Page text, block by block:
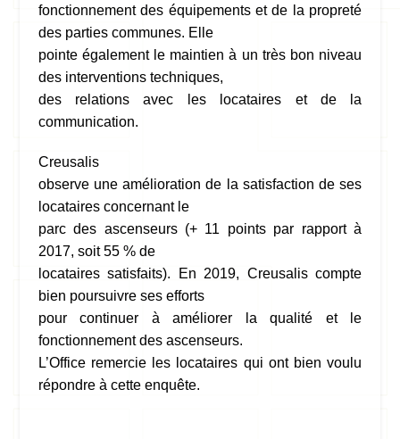
fonctionnement des équipements et de la propreté
des parties communes. Elle
pointe également le maintien à un très bon niveau
des interventions techniques,
des relations avec les locataires et de la
communication.
Creusalis
observe une amélioration de la satisfaction de ses
locataires concernant le
parc des ascenseurs (+ 11 points par rapport à
2017, soit 55 % de
locataires satisfaits). En 2019, Creusalis compte
bien poursuivre ses efforts
pour continuer à améliorer la qualité et le
fonctionnement des ascenseurs.
L’Office remercie les locataires qui ont bien voulu
répondre à cette enquête.